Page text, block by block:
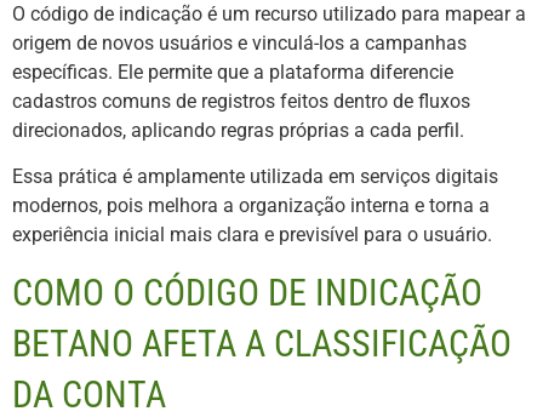
O código de indicação é um recurso utilizado para mapear a
origem de novos usuários e vinculá-los a campanhas
específicas. Ele permite que a plataforma diferencie
cadastros comuns de registros feitos dentro de fluxos
direcionados, aplicando regras próprias a cada perfil.
Essa prática é amplamente utilizada em serviços digitais
modernos, pois melhora a organização interna e torna a
experiência inicial mais clara e previsível para o usuário.
COMO O CÓDIGO DE INDICAÇÃO
BETANO AFETA A CLASSIFICAÇÃO
DA CONTA